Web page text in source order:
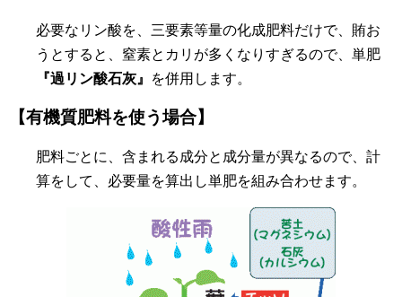
必要なリン酸を、三要素等量の化成肥料だけで、賄お
うとすると、窒素とカリが多くなりすぎるので、単肥
『過リン酸石灰』
を併用します。
【有機質肥料を使う場合】
肥料ごとに、含まれる成分と成分量が異なるので、計
算をして、必要量を算出し単肥を組み合わせます。